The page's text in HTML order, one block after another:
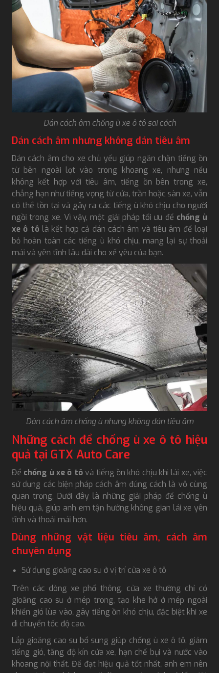
Dán cách âm chống ù xe ô tô sai cách
Dán cách âm nhưng không dán tiêu âm
Dán cách âm cho xe chủ yếu giúp ngăn chặn tiếng ồn
từ bên ngoài lọt vào trong khoang xe, nhưng nếu
không kết hợp với tiêu âm, tiếng ồn bên trong xe,
chẳng hạn như tiếng vọng từ cửa, trần hoặc sàn xe, vẫn
có thể tồn tại và gây ra các tiếng ù khó chịu cho người
ngồi trong xe. Vì vậy, một giải pháp tối ưu để chống ù
xe ô tô là kết hợp cả dán cách âm và tiêu âm để loại
bỏ hoàn toàn các tiếng ù khó chịu, mang lại sự thoải
mái và yên tĩnh lâu dài cho xế yêu của bạn.
Dán cách âm chống ù nhưng không dán tiêu âm
Những cách để chống ù xe ô tô hiệu
quả tại GTX Auto Care
Để chống ù xe ô tô và tiếng ồn khó chịu khi lái xe, việc
sử dụng các biện pháp cách âm đúng cách là vô cùng
quan trọng. Dưới đây là những giải pháp để chống ù
hiệu quả, giúp anh em tận hưởng không gian lái xe yên
tĩnh và thoải mái hơn.
Dùng những vật liệu tiêu âm, cách âm
chuyên dụng
Sử dụng gioăng cao su ở vị trí cửa xe ô tô
Trên các dòng xe phổ thông, cửa xe thường chỉ có
gioăng cao su ở mép trong, tạo khe hở ở mép ngoài
khiến gió lùa vào, gây tiếng ồn khó chịu, đặc biệt khi xe
di chuyển tốc độ cao.
Lắp gioăng cao su bổ sung giúp chống ù xe ô tô, giảm
tiếng gió, tăng độ kín cửa xe, hạn chế bụi và nước vào
khoang nội thất. Để đạt hiệu quả tốt nhất, anh em nên